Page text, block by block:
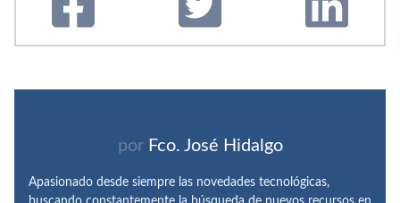
por Fco. José Hidalgo
Apasionado desde siempre las novedades tecnológicas,